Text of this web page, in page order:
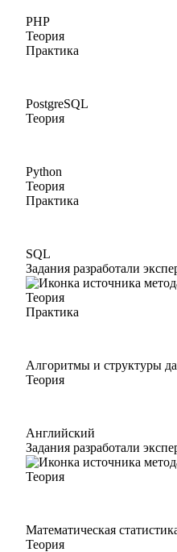
PHP
Теория
Практика
PostgreSQL
Теория
Python
Теория
Практика
SQL
Задания разработали
Теория
Практика
Алгоритмы и структуры
Теория
Английский
Задания разработали
Теория
Математическая
Теория